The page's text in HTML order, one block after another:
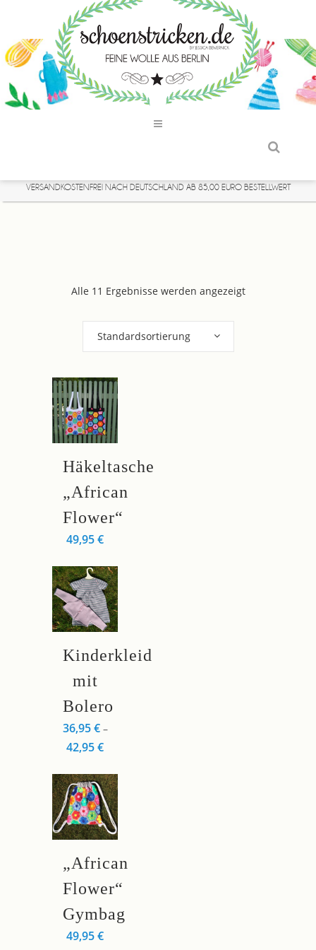
VERSANDKOSTENFREI NACH DEUTSCHLAND AB 85,00 EURO BESTELLWERT
Alle 11 Ergebnisse werden angezeigt
Standardsortierung
Produkt
weist
Varianten
auf.
Optionen
können
auf
der
Produktseite
gewählt
werden
Häkeltasche
„African
Flower“
49,95€
Produkt
weist
Varianten
auf.
Die
können
auf
der
Produktseite
gewählt
werden
Kinderkleid
mit
Bolero
36,95€–
42,95€
Produkt
weist
Varianten
auf.
„African
Flower“
Gymbag
49,95€